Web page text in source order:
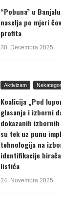
“Pobuna” u
naselja po mjeri
profita
30. Decembra 2025.
Aktivizam
Koalicija „Pod
glasanja i izborni
dokazanih
su tek uz punu
tehnologija na
identifikacije
listića
24. Novembra 2025.